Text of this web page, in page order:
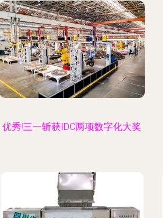
优秀!三一斩获IDC两项数字化大奖